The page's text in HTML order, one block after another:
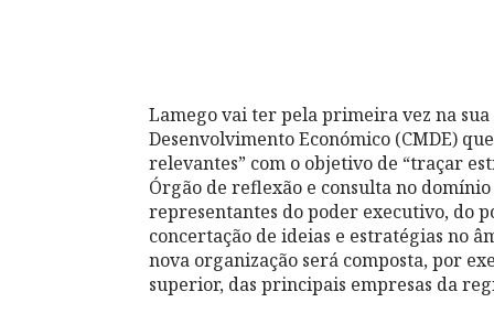
Lamego vai ter pela primeira vez na
Desenvolvimento Económico (CMDE)
relevantes” com o objetivo de “traçar
Órgão de reflexão e consulta no
representantes do poder executivo, do
concertação de ideias e estratégias no
nova organização será composta, por
superior, das principais empresas da